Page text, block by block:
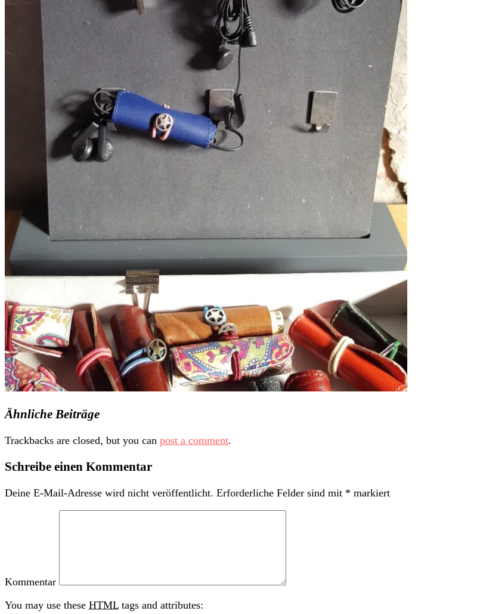
Ähnliche Beiträge
Trackbacks are closed, but you can post a comment.
Schreibe einen Kommentar
Deine E-Mail-Adresse wird nicht veröffentlicht. Erforderliche Felder sind mit * markiert
Kommentar
You may use these HTML tags and attributes: